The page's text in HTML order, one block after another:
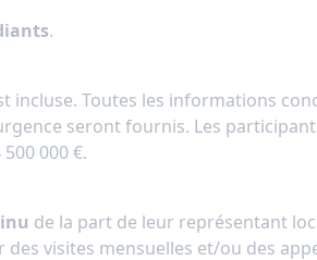
.
incluse. Toutes les informations
seront fournis. Les
000 €.
de la part de leur représentant
des visites mensuelles et/ou des